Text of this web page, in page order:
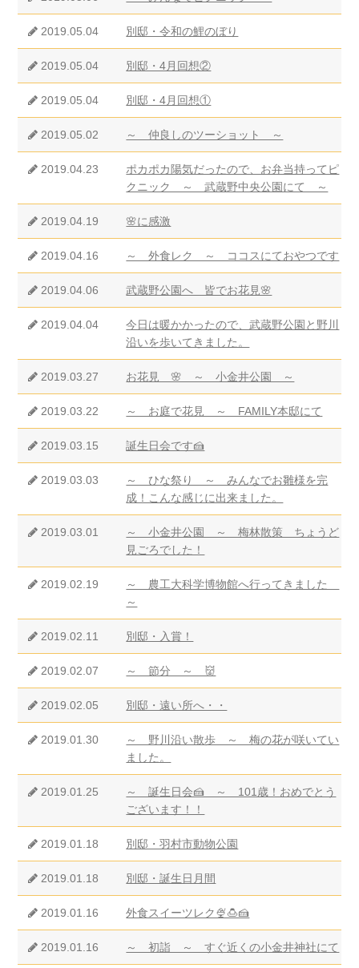
2019.05.04 別邸・令和の鯉のぼり
2019.05.04 別邸・4月回想②
2019.05.04 別邸・4月回想①
2019.05.02 ～ 仲良しのツーショット ～
2019.04.23
ポカポカ陽気だったので、お弁当持ってピ
クニック ～ 武蔵野中央公園にて ～
2019.04.19 🌸に感激
2019.04.16 ～ 外食レク ～ ココスにておやつです
2019.04.06 武蔵野公園へ 皆でお花見🌸
2019.04.04
今日は暖かかったので、武蔵野公園と野川
沿いを歩いてきました。
2019.03.27 お花見 🌸 ～ 小金井公園 ～
2019.03.22 ～ お庭で花見 ～ FAMILY本邸にて
2019.03.15 誕生日会です🍰
2019.03.03
～ ひな祭り ～ みんなでお雛様を完
成！こんな感じに出来ました。
2019.03.01
～ 小金井公園 ～ 梅林散策 ちょうど
見ごろでした！
2019.02.19
～ 農工大科学博物館へ行ってきました
～
2019.02.11 別邸・入賞！
2019.02.07 ～ 節分 ～ 👹
2019.02.05 別邸・遠い所へ・・
2019.01.30
～ 野川沿い散歩 ～ 梅の花が咲いてい
ました。
2019.01.25
～ 誕生日会🍰 ～ 101歳！おめでとう
ございます！！
2019.01.18 別邸・羽村市動物公園
2019.01.18 別邸・誕生日月間
2019.01.16 外食スイーツレク🍨🍮🍰
2019.01.16 ～ 初詣 ～ すぐ近くの小金井神社にて